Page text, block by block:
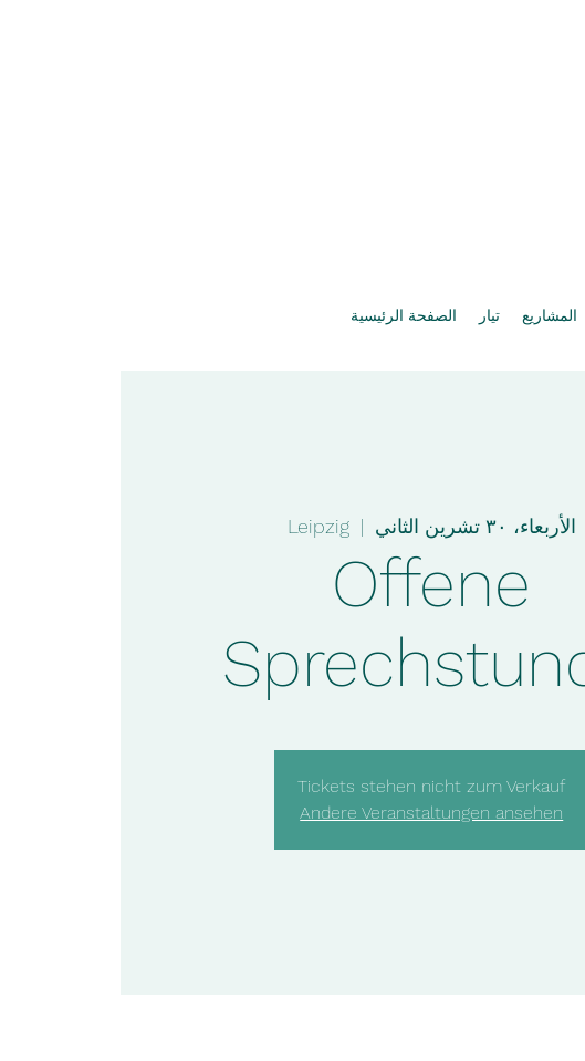
الصفحة الرئيسية تيار المشاريع
الأربعاء، ٣٠ تشرين الثاني
  |
Leipzig
Offene
Tickets stehen nicht zum Verkauf
Andere Veranstaltungen ansehen